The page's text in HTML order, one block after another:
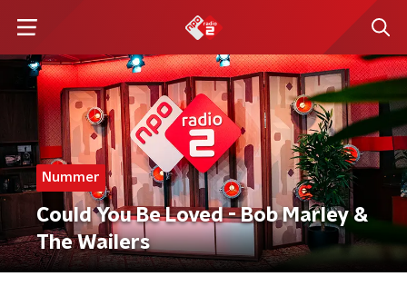
Nummer
Could You Be Loved - Bob Marley &
The Wailers